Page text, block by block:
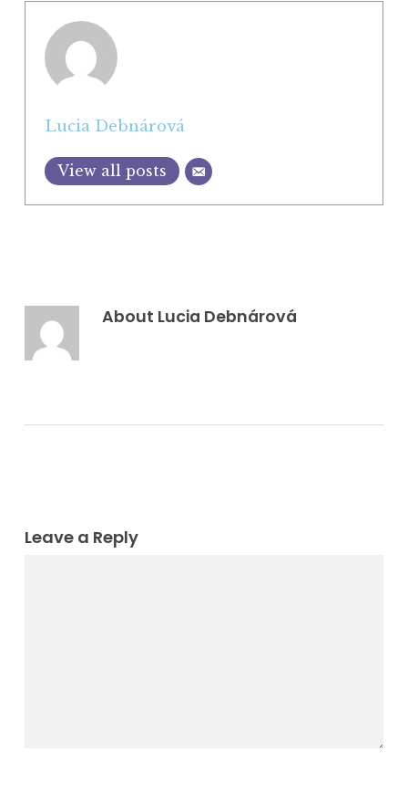
Lucia Debnárová
View all posts
About Lucia Debnárová
Leave a Reply